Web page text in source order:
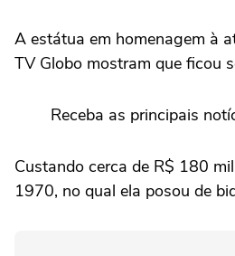
A estátua em homenagem à
TV Globo mostram que ficou
Receba as principais
Custando cerca de R$ 180
1970, no qual ela posou de